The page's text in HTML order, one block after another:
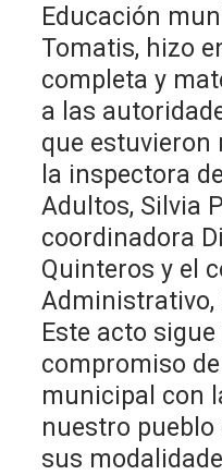
Educación
Tomatis, hizo
completa y
a las
que estuvieron
la inspectora
Adultos, Silvia
coordinadora
Quinteros y el
Administrativo,
Este acto
compromiso
municipal con
nuestro
sus